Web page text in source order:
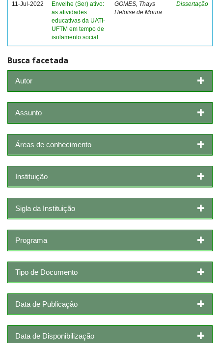
11-Jul-2022
Envelhe (Ser) ativo:
as atividades
educativas da UATI-
UFTM em tempo de
isolamento social
GOMES, Thays
Heloise de Moura
Dissertação
Busca facetada
Autor
Assunto
Áreas de conhecimento
Instituição
Sigla da Instituição
Programa
Tipo de Documento
Data de Publicação
Data de Disponibilização